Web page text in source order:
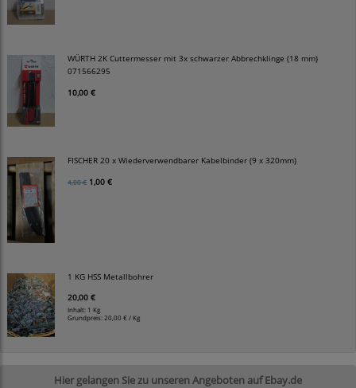
WÜRTH 2K Cuttermesser mit 3x schwarzer Abbrechklinge (18 mm)
071566295
10,00 €
FISCHER 20 x Wiederverwendbarer Kabelbinder (9 x 320mm)
4,00 € 1,00 €
1 KG HSS Metallbohrer
20,00 €
Inhalt: 1 Kg
Grundpreis: 20,00 € / Kg
Hier gelangen Sie zu unseren Angeboten auf Ebay.de